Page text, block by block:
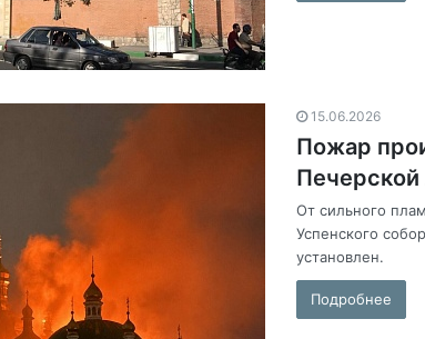
15.06.2026
Пожар
Печерской
От сильного
Успенского
установлен.
Подробнее